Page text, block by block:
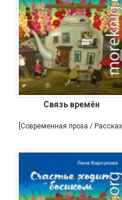
Связь времён
[Современная проза / Рассказ]